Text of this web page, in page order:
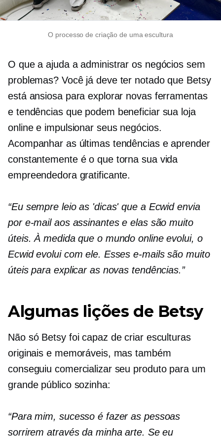
O processo de criação de uma escultura
O que a ajuda a administrar os negócios sem
problemas? Você já deve ter notado que Betsy
está ansiosa para explorar novas ferramentas
e tendências que podem beneficiar sua loja
online e impulsionar seus negócios.
Acompanhar as últimas tendências e aprender
constantemente é o que torna sua vida
empreendedora gratificante.
“Eu sempre leio as 'dicas' que a Ecwid envia
por e-mail aos assinantes e elas são muito
úteis. À medida que o mundo online evolui, o
Ecwid evolui com ele. Esses e-mails são muito
úteis para explicar as novas tendências.”
Algumas lições de Betsy
Não só Betsy foi capaz de criar esculturas
originais e memoráveis, mas também
conseguiu comercializar seu produto para um
grande público sozinha:
“Para mim, sucesso é fazer as pessoas
sorrirem através da minha arte. Se eu